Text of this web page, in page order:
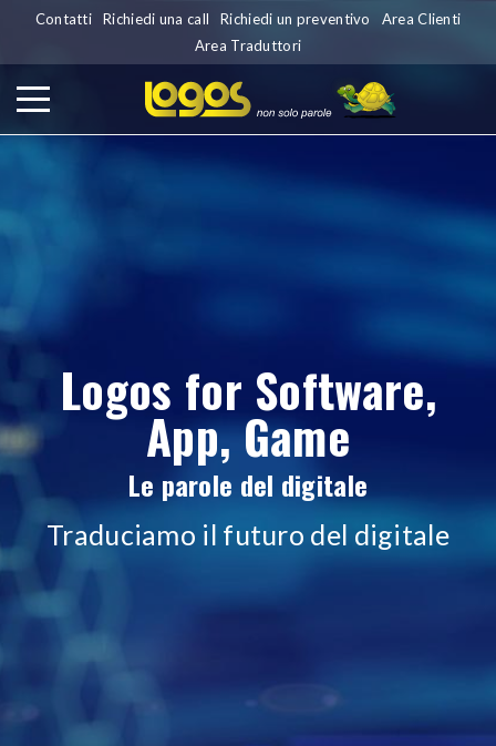
Contatti Richiedi una call Richiedi un preventivo
Area Clienti
Area Traduttori
Logos for Software,
App, Game
Le parole del digitale
Traduciamo il futuro del digitale